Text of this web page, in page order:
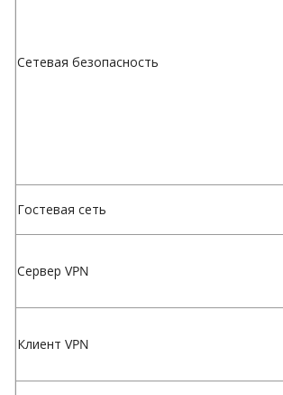
Сетевая безопасность
Гостевая сеть
Сервер VPN
Клиент VPN